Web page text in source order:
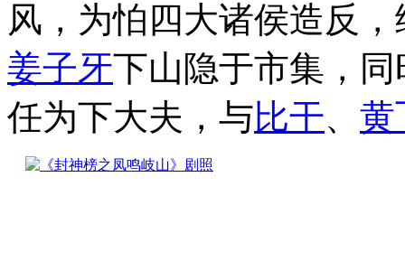
风，为怕四大诸侯造反
姜子牙下山隐于市集，
任为下大夫，与比干、 黄